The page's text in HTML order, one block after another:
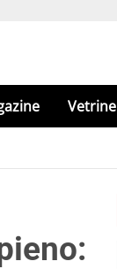
Vetrine